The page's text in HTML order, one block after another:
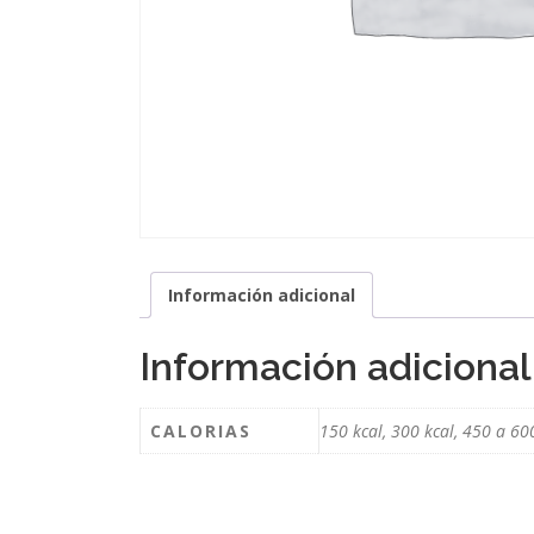
Información adicional
Información adicional
CALORIAS 150 kcal, 300 kcal, 450 a